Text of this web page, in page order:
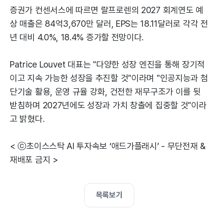
증권가 컨센서스에 따르면 랄프로렌의 2027 회계연도 예
상 매출은 84억3,670만 달러, EPS는 18.11달러로 각각 전
년 대비 4.0%, 18.4% 증가할 전망이다.
Patrice Louvet 대표는 "다양한 성장 엔진을 통해 장기적
이고 지속 가능한 성장을 추진할 것"이라며 "인공지능과 첨
단기술 활용, 운영 규율 강화, 건전한 재무구조가 이를 뒷
받침하며 2027년에도 성장과 가치 창출에 집중할 것"이라
고 밝혔다.
< ⓒ초이스스탁 AI 투자속보 ‘애드가플래시’ - 무단전재 &
재배포 금지 >
목록보기